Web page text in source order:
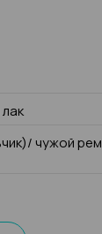
чужой